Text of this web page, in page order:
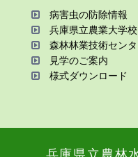
病害⾍の防除情報
兵庫県⽴農業⼤学校
森林林業技術セン
⾒学のご案内
様式ダウンロード
兵庫県⽴農林